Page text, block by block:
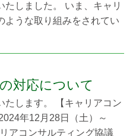
しました。 いま、キャリ
ような取り組みをされてい
る日々の思いなどを語って
対応について
たします。 【キャリアコン
年12月28日（土）～
アコンサルティング協議